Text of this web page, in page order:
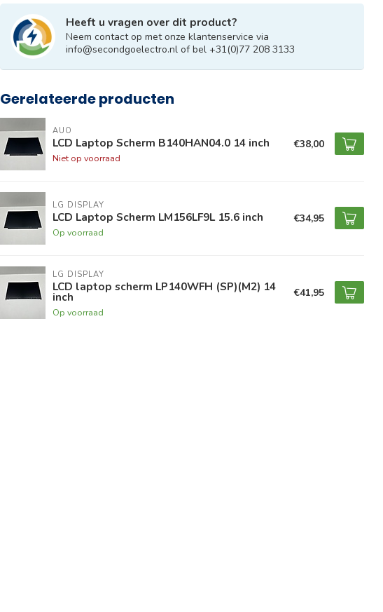
Heeft u vragen over dit product?
Neem contact op met onze klantenservice via
info@secondgoelectro.nl of bel +31(0)77 208 3133
Gerelateerde producten
AUO
LCD Laptop Scherm B140HAN04.0 14 inch
Niet op voorraad
€38,00
LG DISPLAY
LCD Laptop Scherm LM156LF9L 15.6 inch
Op voorraad
€34,95
LG DISPLAY
LCD laptop scherm LP140WFH (SP)(M2) 14
inch
Op voorraad
€41,95